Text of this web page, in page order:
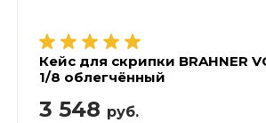
Кейс для скрипки BRAHNER
1/8 облегчённый
3 548 руб.